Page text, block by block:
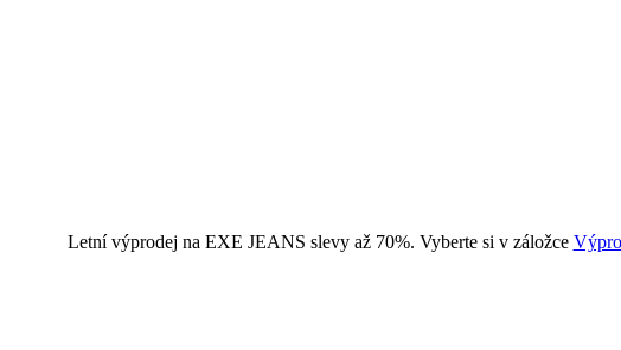
Letní výprodej na EXE JEANS slevy až 70%. Vyberte si v záložce